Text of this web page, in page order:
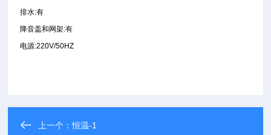
排水:有
降音盖和网架:有
电源:220V/50HZ
上一个：恒温-1